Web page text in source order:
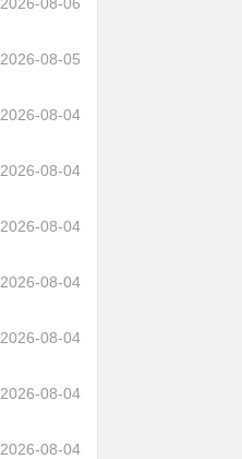
2026-08-05
2026-08-04
2026-08-04
2026-08-04
2026-08-04
2026-08-04
2026-08-04
2026-08-04